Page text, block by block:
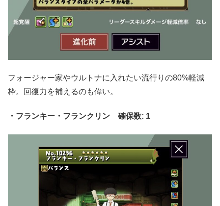
フォージャー家やウルトナに入れたい流行りの80%軽減
枠。回復力を補えるのも偉い。
・フランキー・フランクリン 確保数: 1